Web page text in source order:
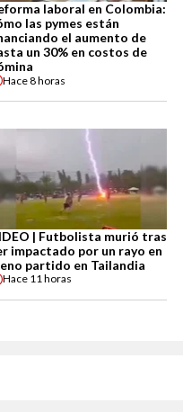
laboral en Colombia:
las pymes están
el aumento de
un 30% en costos de
Hace8 horas
| Futbolista murió tras
impactado por un rayo en
partido en Tailandia
Hace 11 horas